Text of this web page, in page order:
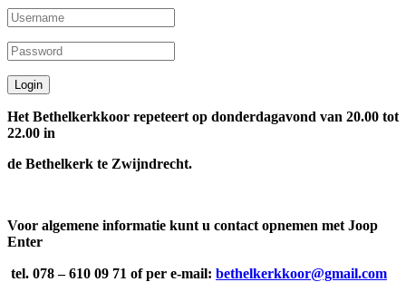
Het Bethelkerkkoor repeteert op donderdagavond van 20.00 tot
22.00 in
de Bethelkerk te Zwijndrecht.
Voor algemene informatie kunt u contact opnemen met Joop
Enter
tel. 078 – 610 09 71 of per e-mail: bethelkerkkoor@gmail.com